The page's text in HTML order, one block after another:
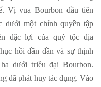
Vị vua Bourbon đầu tiên
dưới một chính quyền tập
đặc lợi của quý tộc địa
hồi dần dần và sự thịnh
dưới triều đại Bourbon.
đã phát huy tác dụng. Vào